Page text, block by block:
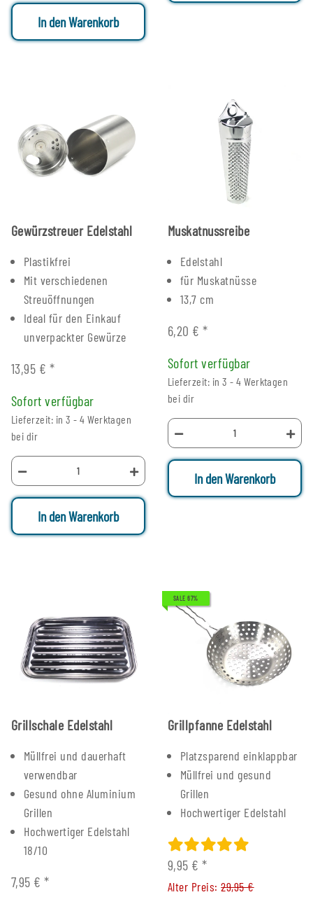
In den Warenkorb
Gewürzstreuer Edelstahl
Plastikfrei
Mit verschiedenen
Streuöffnungen
Ideal für den Einkauf
unverpackter Gewürze
13,95 € *
Sofort verfügbar
Lieferzeit: in 3 - 4 Werktagen
bei dir
In den Warenkorb
Muskatnussreibe
Edelstahl
für Muskatnüsse
13,7 cm
6,20 €*
Sofort verfügbar
Lieferzeit: in 3 - 4 Werktagen
bei dir
In den Warenkorb
Grillschale Edelstahl
Müllfrei und dauerhaft
verwendbar
Gesund ohne Aluminium
Grillen
Hochwertiger Edelstahl
18/10
7,95 €*
SALE 67%
Grillpfanne Edelstahl
Platzsparend einklappbar
Müllfrei und gesund
Grillen
Hochwertiger Edelstahl
9,95 €*
Alter Preis:29,95 €